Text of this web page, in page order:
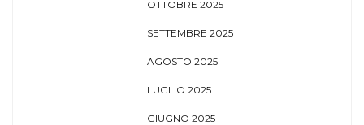
OTTOBRE 2025
SETTEMBRE 2025
AGOSTO 2025
LUGLIO 2025
GIUGNO 2025